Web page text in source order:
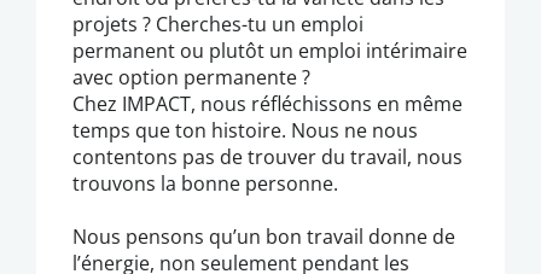
projets ? Cherches-tu un emploi
permanent ou plutôt un emploi intérimaire
avec option permanente ?
Chez IMPACT, nous réfléchissons en même
temps que ton histoire. Nous ne nous
contentons pas de trouver du travail, nous
trouvons la bonne personne.
Nous pensons qu’un bon travail donne de
l’énergie, non seulement pendant les